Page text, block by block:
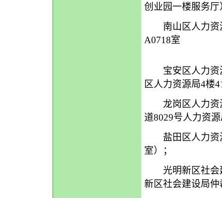
创业园一楼服务厅
南山区人力资源
A0718室
宝安区人力资
区人力资源局4楼
龙岗区人力资
道8029号人力资
盐田区人力资源
室）；
光明新区社会建
新区社会建设局